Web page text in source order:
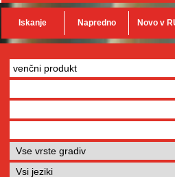
Iskanje Napredno Novo v